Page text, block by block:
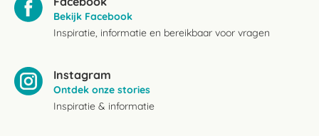
Bekijk Facebook
Inspiratie, informatie en bereikbaar voor vragen
Instagram
Ontdek onze stories
Inspiratie & informatie